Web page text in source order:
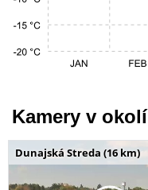
Kamery v okolí
Dunajská Streda (16 km)